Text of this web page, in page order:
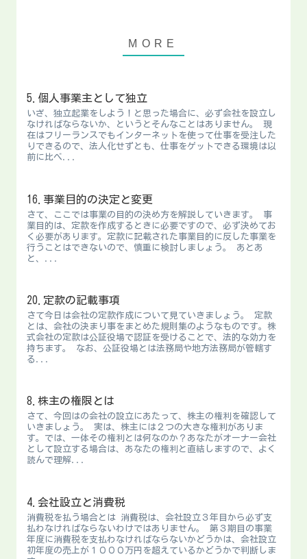
5.個人事業主として独立
いざ、独立起業をしよう！と思った場合に、必ず会社を設立し
なければならないか、というとそんなことはありません。 現
在はフリーランスでもインターネットを使って仕事を受注した
りできるので、法人化せずとも、仕事をゲットできる環境は以
前に比べ...
16.事業目的の決定と変更
さて、ここでは事業の目的の決め方を解説していきます。 事
業目的は、定款を作成するときに必要ですので、必ず決めてお
く必要があります。定款に記載された事業目的に反した事業を
行うことはできないので、慎重に検討しましょう。 あとあ
と、...
20.定款の記載事項
さて今日は会社の定款作成について見ていきましょう。 定款
とは、会社の決まり事をまとめた規則集のようなものです。株
式会社の定款は公証役場で認証を受けることで、法的な効力を
持ちます。 なお、公証役場とは法務局や地方法務局が管轄す
る...
8.株主の権限とは
さて、今回はの会社の設立にあたって、株主の権利を確認して
いきましょう。 実は、株主には２つの大きな権利がありま
す。では、一体その権利とは何なのか？あなたがオーナー会社
として設立する場合は、あなたの権利と直結しますので、よく
読んで理解...
4.会社設立と消費税
消費税を払う場合とは 消費税は、会社設立３年目から必ず支
払わなければならないわけではありません。 第３期目の事業
年度に消費税を支払わなければならないかどうかは、会社設立
初年度の売上が１０００万円を超えているかどうかで判断しま